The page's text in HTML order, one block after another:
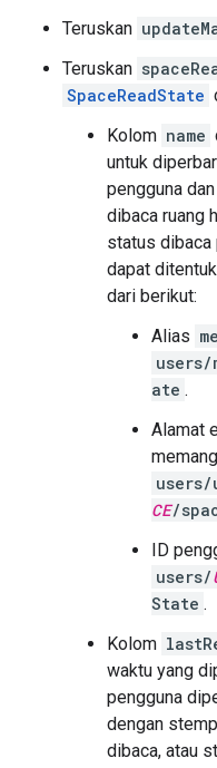
Teruskan
Teruskan
SpaceReadState
Kolom name
untuk
pengguna
dibaca ruang
status dibaca
dapat
dari berikut:
Alias me
users/
ate .
Alamat
users/
CE/
ID
users/
State .
Kolom
waktu yang
pengguna
dengan
dibaca, atau